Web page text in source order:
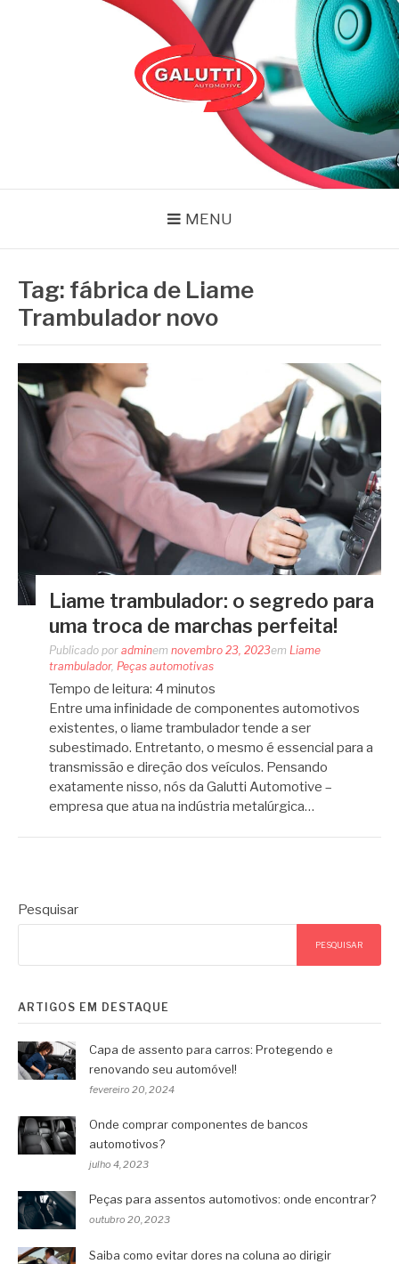
MENU
Tag: fábrica de Liame
Trambulador novo
Liame trambulador: o segredo para
uma troca de marchas perfeita!
Publicado por adminem novembro 23, 2023em Liame
trambulador, Peças automotivas
Tempo de leitura: 4 minutos
Entre uma infinidade de componentes automotivos
existentes, o liame trambulador tende a ser
subestimado. Entretanto, o mesmo é essencial para a
transmissão e direção dos veículos. Pensando
exatamente nisso, nós da Galutti Automotive –
empresa que atua na indústria metalúrgica…
Pesquisar
PESQUISAR
ARTIGOS EM DESTAQUE
Capa de assento para carros: Protegendo e
renovando seu automóvel!
fevereiro 20, 2024
Onde comprar componentes de bancos
automotivos?
julho 4, 2023
Peças para assentos automotivos: onde encontrar?
outubro 20, 2023
Saiba como evitar dores na coluna ao dirigir